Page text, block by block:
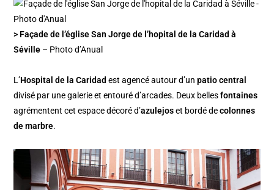
> Façade de l’église San Jorge de l’hopital de la Caridad à
Séville – Photo d’Anual
L’Hospital de la Caridad est agencé autour d’unpatio central
divisé par une galerie et entouré d’arcades. Deux bellesfontaines
agrémentent cet espace décoré d’azulejoset bordé decolonnes
de marbre.